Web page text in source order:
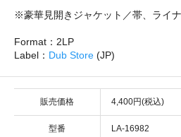
※豪華見開きジャケット／帯、ライ
Format：2LP
Label： Dub Store (JP)
販売価格 4,400円(税込)
型番 LA-16982